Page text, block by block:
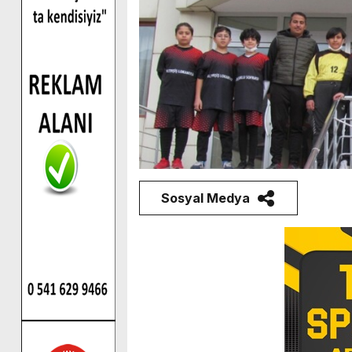
Sosyal Medya